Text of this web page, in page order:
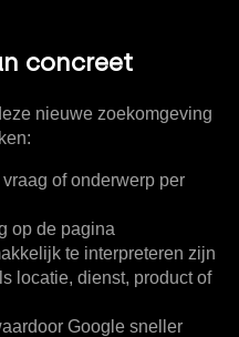
concreet
nieuwe zoekomgeving
of onderwerp per
op de pagina
te interpreteren zijn
locatie, dienst, product of
Google sneller